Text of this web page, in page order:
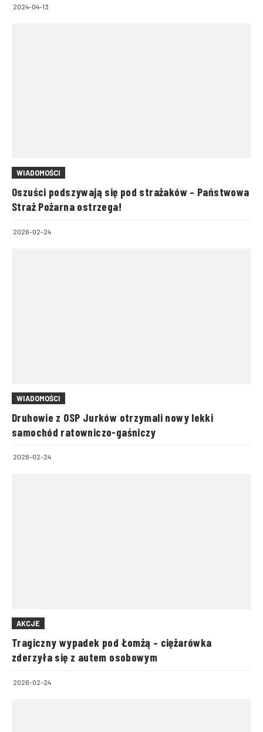
2024-04-13
WIADOMOŚCI
Oszuści podszywają się pod strażaków – Państwowa
Straż Pożarna ostrzega!
2026-02-24
WIADOMOŚCI
Druhowie z OSP Jurków otrzymali nowy lekki
samochód ratowniczo-gaśniczy
2026-02-24
AKCJE
Tragiczny wypadek pod Łomżą – ciężarówka
zderzyła się z autem osobowym
2026-02-24